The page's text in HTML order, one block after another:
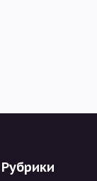
Рубрики